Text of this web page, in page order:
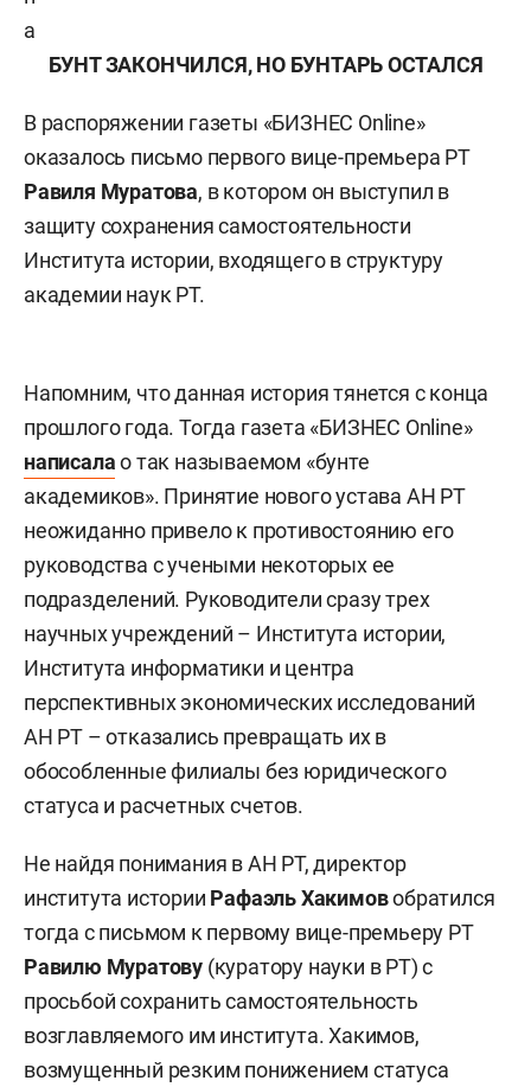
а
БУНТ ЗАКОНЧИЛСЯ, НО БУНТАРЬ ОСТАЛСЯ
В распоряжении газеты «БИЗНЕС Online»
оказалось письмо первого вице-премьера РТ
Равиля Муратова, в котором он выступил в
защиту сохранения самостоятельности
Института истории, входящего в структуру
академии наук РТ.
Напомним, что данная история тянется с конца
прошлого года. Тогда газета «БИЗНЕС Online»
написалао так называемом «бунте
академиков». Принятие нового устава АН РТ
неожиданно привело к противостоянию его
руководства с учеными некоторых ее
подразделений. Руководители сразу трех
научных учреждений – Института истории,
Института информатики и центра
перспективных экономических исследований
АН РТ – отказались превращать их в
обособленные филиалы без юридического
статуса и расчетных счетов.
Не найдя понимания в АН РТ, директор
института истории Рафаэль Хакимовобратился
тогда с письмом к первому вице-премьеру РТ
Равилю Муратову (куратору науки в РТ) с
просьбой сохранить самостоятельность
возглавляемого им института. Хакимов,
возмущенный резким понижением статуса